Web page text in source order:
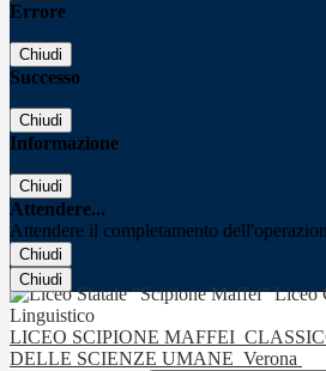
Errore
Chiudi
Successo
Chiudi
Informazione
Chiudi
Attendere...
Attendere il completamento
Chiudi
Chiudi
LICEO SCIPIONE MAFFEI
DELLE SCIENZE UMANE Verona